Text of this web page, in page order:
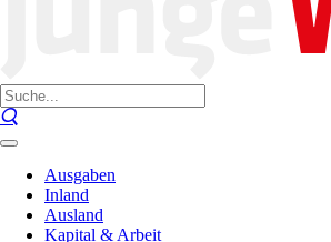
Ausgaben
Inland
Ausland
Kapital & Arbeit